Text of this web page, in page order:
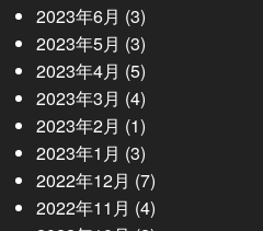
2023年6月 (3)
2023年5月 (3)
2023年4月 (5)
2023年3月 (4)
2023年2月 (1)
2023年1月 (3)
2022年12月 (7)
2022年11月 (4)